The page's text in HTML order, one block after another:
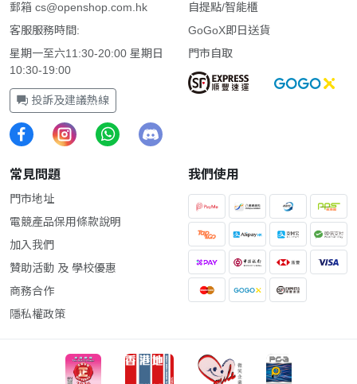
郵箱 cs@openshop.com.hk
客服服務時間:
星期一至六11:30-20:00 星期日
10:30-19:00
投訴及建議熱線
自提點/智能櫃
GoGoX即日送貨
門市自取
常見問題
門市地址
電競產品保用條款說明
加入我們
贊助活動 及 學校優惠
商務合作
隱私權政策
我們使用